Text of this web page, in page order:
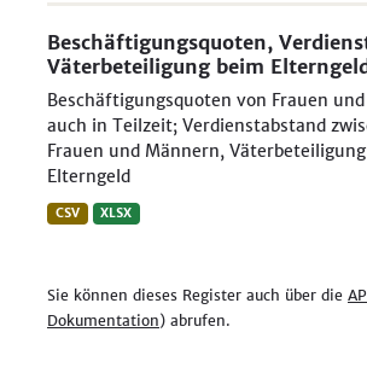
Beschäftigungsquoten,
Väterbeteiligung beim Elterngeld
Beschäftigungsquoten von Frauen
auch in Teilzeit; Verdienstabstand
Frauen und Männern,
Elterngeld
CSV XLSX
Sie können dieses Register auch über die
Dokumentation) abrufen.